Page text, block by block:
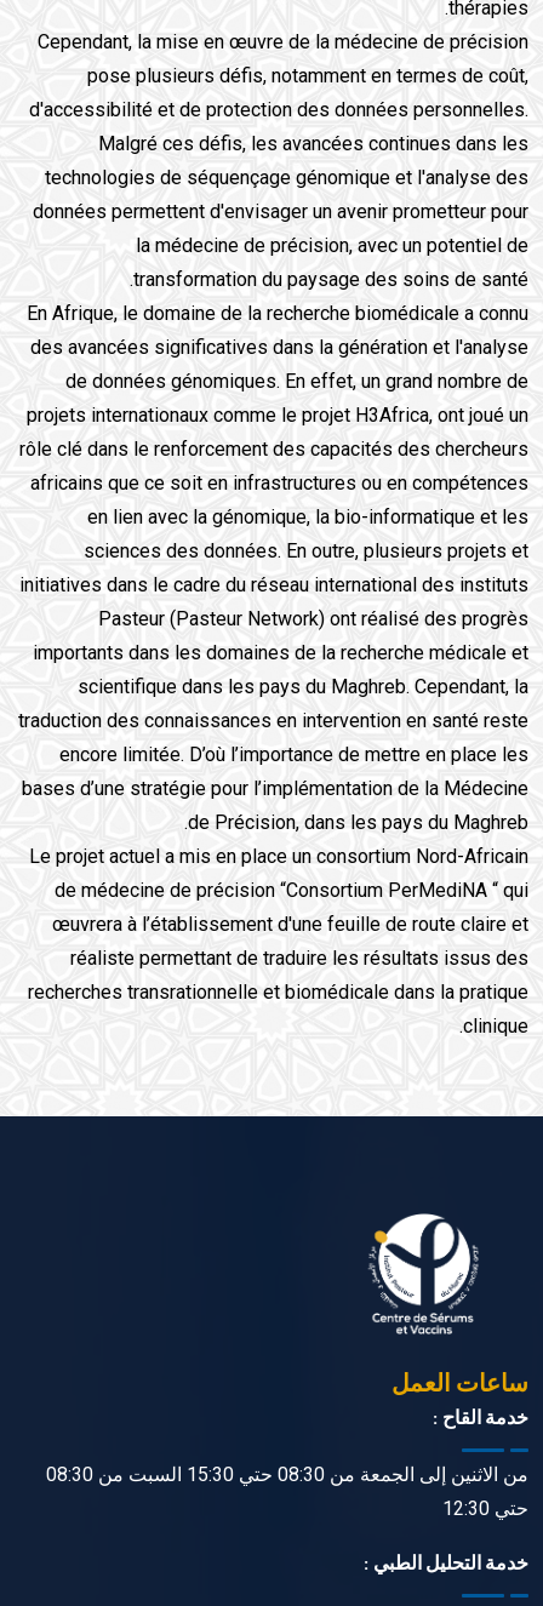
thérapies.
Cependant, la mise en œuvre de la médecine de précision
pose plusieurs défis, notamment en termes de coût,
d'accessibilité et de protection des données personnelles.
Malgré ces défis, les avancées continues dans les
technologies de séquençage génomique et l'analyse des
données permettent d'envisager un avenir prometteur pour
la médecine de précision, avec un potentiel de
transformation du paysage des soins de santé.
En Afrique, le domaine de la recherche biomédicale a connu
des avancées significatives dans la génération et l'analyse
de données génomiques. En effet, un grand nombre de
projets internationaux comme le projet H3Africa, ont joué un
rôle clé dans le renforcement des capacités des chercheurs
africains que ce soit en infrastructures ou en compétences
en lien avec la génomique, la bio-informatique et les
sciences des données. En outre, plusieurs projets et
initiatives dans le cadre du réseau international des instituts
Pasteur (Pasteur Network) ont réalisé des progrès
importants dans les domaines de la recherche médicale et
scientifique dans les pays du Maghreb. Cependant, la
traduction des connaissances en intervention en santé reste
encore limitée. D’où l’importance de mettre en place les
bases d’une stratégie pour l’implémentation de la Médecine
de Précision, dans les pays du Maghreb.
Le projet actuel a mis en place un consortium Nord-Africain
de médecine de précision “Consortium PerMediNA “ qui
œuvrera à l’établissement d'une feuille de route claire et
réaliste permettant de traduire les résultats issus des
recherches transrationnelle et biomédicale dans la pratique
clinique.
ساعات العمل
خدمة القاح :
من الاثنين إلى الجمعة من 08:30 حتي 15:30 السبت من 08:30
حتي 12:30
خدمة التحليل الطبي :